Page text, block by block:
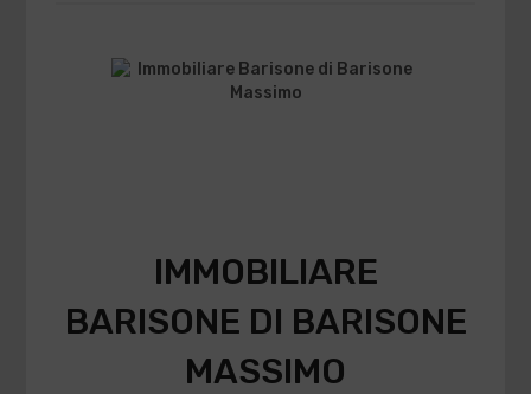
IMMOBILIARE
BARISONE DI BARISONE
MASSIMO